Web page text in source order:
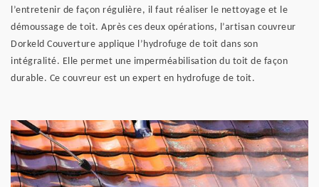
l’entretenir de façon régulière, il faut réaliser le nettoyage et le
démoussage de toit. Après ces deux opérations, l’artisan couvreur
Dorkeld Couverture applique l’hydrofuge de toit dans son
intégralité. Elle permet une imperméabilisation du toit de façon
durable. Ce couvreur est un expert en hydrofuge de toit.